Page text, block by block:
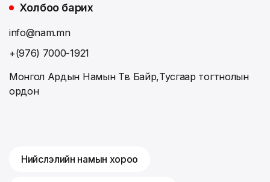
Холбоо барих
info@nam.mn
+(976) 7000-1921
Монгол Ардын Намын Төв Байр,Тусгаар тогтнолын
ордон
Нийслэлийн намын хороо